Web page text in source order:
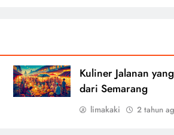
Kuliner Jalanan
dari Semarang
limakaki 2 tahun